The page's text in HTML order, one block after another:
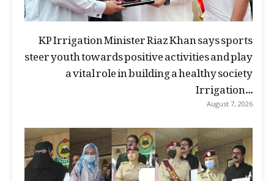
KP Irrigation Minister Riaz Khan says sports
steer youth towards positive activities and play
a vital role in building a healthy society
Irrigation...
August 7, 2026